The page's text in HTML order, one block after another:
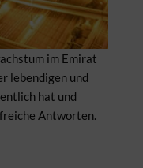
im Emirat
lebendigen und
hat und
Antworten.